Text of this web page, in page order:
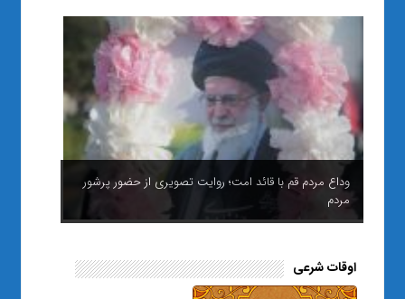
وداع مردم قم با قائد امت؛ روایت تصویری از حضور پرشور
مردم
اوقات شرعی